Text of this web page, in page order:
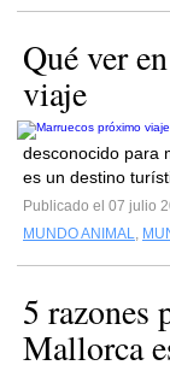
Qué ver
viaje
desconocido para
es un destino
Publicado el 07 julio
MUNDO ANIMAL,
5 razones
Mallorca